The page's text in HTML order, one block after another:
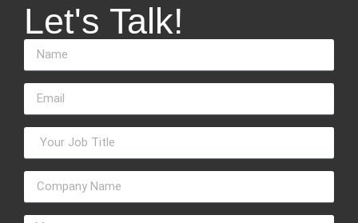
Let's Talk!